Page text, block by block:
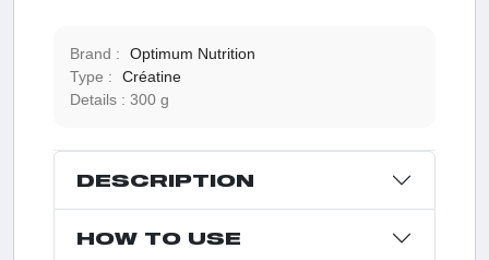
Brand :
Optimum Nutrition
Type :
Créatine
Details :
300 g
DESCRIPTION
HOW TO USE